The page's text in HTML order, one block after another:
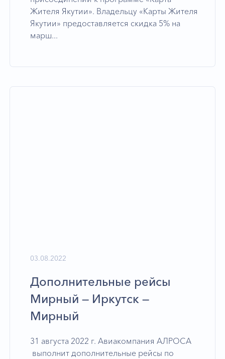
Жителя Якутии». Владельцу «Карты Жителя
Якутии» предоставляется скидка 5% на
марш...
03.08.2022
Дополнительные рейсы
Мирный — Иркутск —
Мирный
31 августа 2022 г. Авиакомпания АЛРОСА
выполнит дополнительные рейсы по